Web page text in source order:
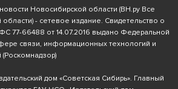
Новосибирской области (ВН.ру Все
- сетевое издание. Свидетельство о
77-66488 от 14.07.2016 выдано Федеральной
связи, информационных технологий и
дом «Советская Сибирь». Главный